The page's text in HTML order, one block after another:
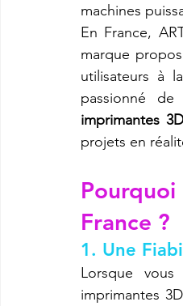
machines
En France,
marque
utilisateurs à
imprimantes
projets en
France ?
1. Une
Lorsque
imprimantes